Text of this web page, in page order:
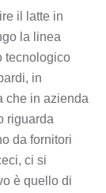
il latte in
la linea
tecnologico
in
che in azienda
riguarda
da fornitori
ci si
è quello di